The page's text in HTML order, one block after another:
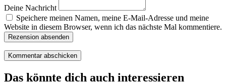
Deine Nachricht
Speichere meinen Namen, meine E-Mail-Adresse und meine
Website in diesem Browser, wenn ich das nächste Mal kommentiere.
Rezension absenden
Das könnte dich auch interessieren